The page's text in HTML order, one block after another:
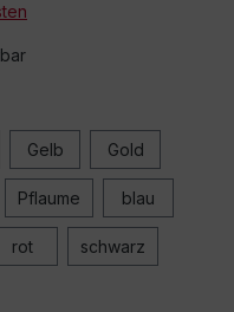
Gelb Gold
Pflaume blau
rot schwarz